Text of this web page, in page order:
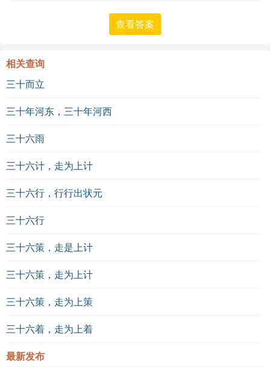
查看答案
相关查询
三十而立
三十年河东，三十年河西
三十六雨
三十六计，走为上计
三十六行，行行出状元
三十六行
三十六策，走是上计
三十六策，走为上计
三十六策，走为上策
三十六着，走为上着
最新发布